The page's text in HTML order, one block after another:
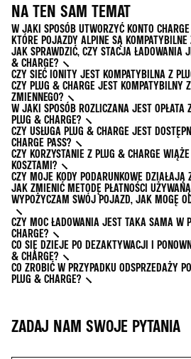
NA TEN SAM TEMAT
W JAKI SPOSÓB UTWORZYĆ KONTO
KTÓRE POJAZDY ALPINE SĄ
JAK SPRAWDZIĆ, CZY STACJA ŁADOWANIA
& CHARGE?
CZY SIEĆ IONITY JEST KOMPATYBILNA Z
CZY PLUG & CHARGE JEST KOMPATYBILNY
ZMIENNEGO?
W JAKI SPOSÓB ROZLICZANA JEST OPŁATA
PLUG & CHARGE?
CZY USŁUGA PLUG & CHARGE JEST
CHARGE PASS?
CZY KORZYSTANIE Z PLUG & CHARGE
KOSZTAMI?
CZY MOJE KODY PODARUNKOWE DZIAŁAJĄ
JAK ZMIENIĆ METODĘ PŁATNOŚCI
WYPOŻYCZAM SWÓJ POJAZD, JAK MOGĘ
CZY MOC ŁADOWANIA JEST TAKA SAMA W
CHARGE?
CO SIĘ DZIEJE PO DEZAKTYWACJI I
& CHARGE?
CO ZROBIĆ W PRZYPADKU ODSPRZEDAŻY
PLUG & CHARGE?
ZADAJ NAM SWOJE PYTANIA